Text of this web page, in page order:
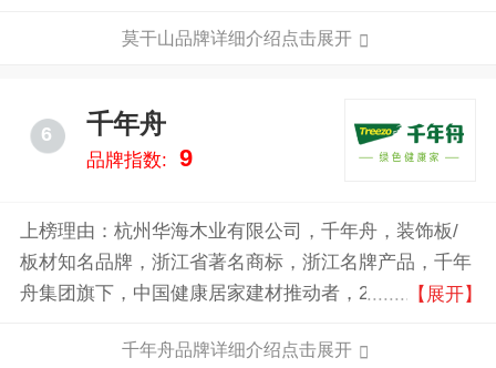
军企业”为战略目标，深耕于家居建材领域，业务已遍
莫干山品牌详细介绍点击展开
6 千年舟
品牌指数: 9
上榜理由：杭州华海木业有限公司，千年舟，装饰板/
板材知名品牌，浙江省著名商标，浙江名牌产品，千年
舟集团旗下，中国健康居家建材推动者，2008国家自行
修一体化指定绿色环保建材产品。
【展开】
千年舟品牌详细介绍点击展开